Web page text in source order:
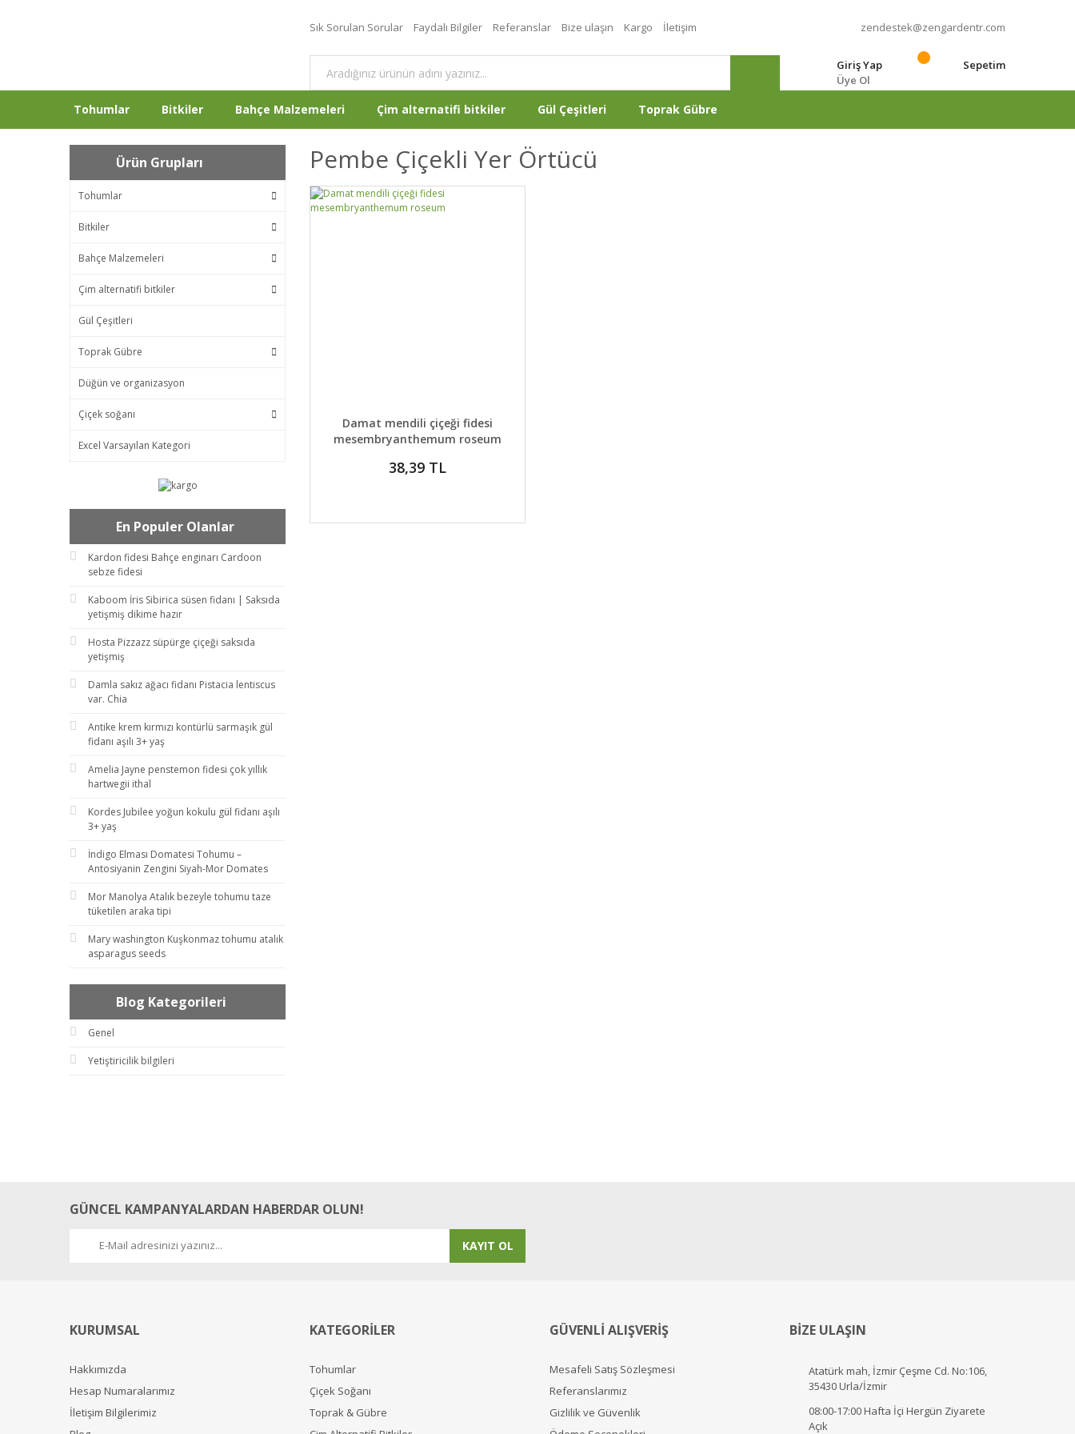
Sık Sorulan Sorular Faydalı Bilgiler Referanslar Bize ulaşın Kargo İletişim zendestek@zengardentr.com
Giriş Yap
Üye Ol
Sepetim
Tohumlar Bitkiler Bahçe Malzemeleri Çim alternatifi bitkiler Gül Çeşitleri Toprak Gübre
Ürün Grupları
Tohumlar
Bitkiler
Bahçe Malzemeleri
Çim alternatifi bitkiler
Gül Çeşitleri
Toprak Gübre
Düğün ve organizasyon
Çiçek soğanı
Excel Varsayılan Kategori
En Populer Olanlar
Kardon fidesi Bahçe enginarı Cardoon
sebze fidesi
Kaboom İris Sibirica süsen fidanı | Saksıda
yetişmiş dikime hazır
Hosta Pizzazz süpürge çiçeği saksıda
yetişmiş
Damla sakız ağacı fidanı Pistacia lentiscus
var. Chia
Antike krem kırmızı kontürlü sarmaşık gül
fidanı aşılı 3+ yaş
Amelia Jayne penstemon fidesi çok yıllık
hartwegii ithal
Kordes Jubilee yoğun kokulu gül fidanı aşılı
3+ yaş
İndigo Elması Domatesi Tohumu –
Antosiyanin Zengini Siyah-Mor Domates
Mor Manolya Atalık bezeyle tohumu taze
tüketilen araka tipi
Mary washington Kuşkonmaz tohumu atalık
asparagus seeds
Blog Kategorileri
Genel
Yetiştiricilik bilgileri
Pembe Çiçekli Yer Örtücü
DETAYLAR GELİNCE HABER VER
Damat mendili çiçeği fidesi
mesembryanthemum roseum
38,39 TL
GÜNCEL KAMPANYALARDAN HABERDAR OLUN!
KAYIT OL
KURUMSAL
Hakkımızda
Hesap Numaralarımız
İletişim Bilgilerimiz
KATEGORİLER
Tohumlar
Çiçek Soğanı
Toprak & Gübre
GÜVENLİ ALIŞVERİŞ
Mesafeli Satış Sözleşmesi
Referanslarımız
Gizlilik ve Güvenlik
BİZE ULAŞIN
Atatürk mah, İzmir Çeşme Cd. No:106,
35430 Urla/İzmir
08:00-17:00 Hafta İçi Hergün Ziyarete
Açık